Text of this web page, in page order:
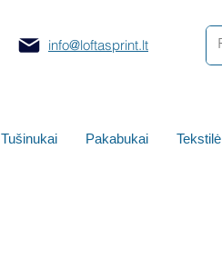
info@loftasprint.lt
Tušinukai Pakabukai Tekstilė